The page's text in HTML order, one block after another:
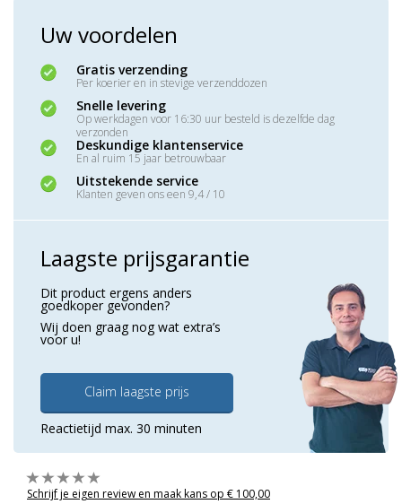
Uw voordelen
Gratis verzending
Per koerier en in stevige verzenddozen
Snelle levering
Op werkdagen voor 16:30 uur besteld is dezelfde dag
verzonden
Deskundige klantenservice
En al ruim 15 jaar betrouwbaar
Uitstekende service
Klanten geven ons een 9,4 / 10
Laagste prijsgarantie
Dit product ergens anders
goedkoper gevonden?
Wij doen graag nog wat extra’s
voor u!
Claim laagste prijs
Reactietijd max. 30 minuten
Schrijf je eigen review en maak kans op € 100,00